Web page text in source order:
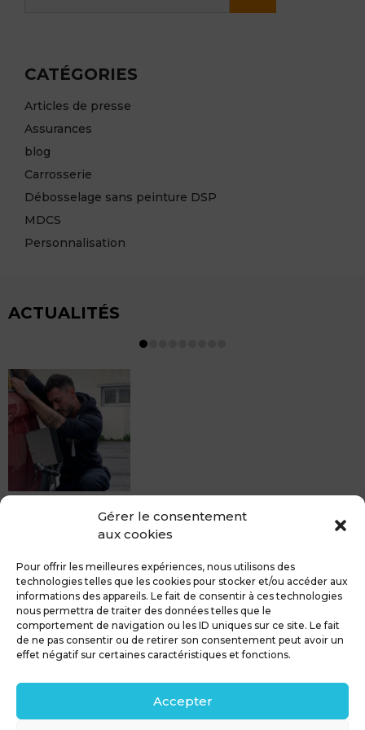
Gérer le consentement
aux cookies
Pour offrir les meilleures expériences, nous utilisons des
technologies telles que les cookies pour stocker et/ou accéder aux
informations des appareils. Le fait de consentir à ces technologies
nous permettra de traiter des données telles que le
comportement de navigation ou les ID uniques sur ce site. Le fait
de ne pas consentir ou de retirer son consentement peut avoir un
effet négatif sur certaines caractéristiques et fonctions.
Accepter
CATÉGORIES
Articles de presse
Assurances
blog
Carrosserie
Débosselage sans peinture DSP
MDCS
Personnalisation
ACTUALITÉS
peinture, sans rendez-vous mais Avec le sourire :)
du débosselage vous accueille sans rendez-...
MDCS GROUPE
Mentions légales
Confidentialité & RGPD
Contact
Politique de cookies (UE)